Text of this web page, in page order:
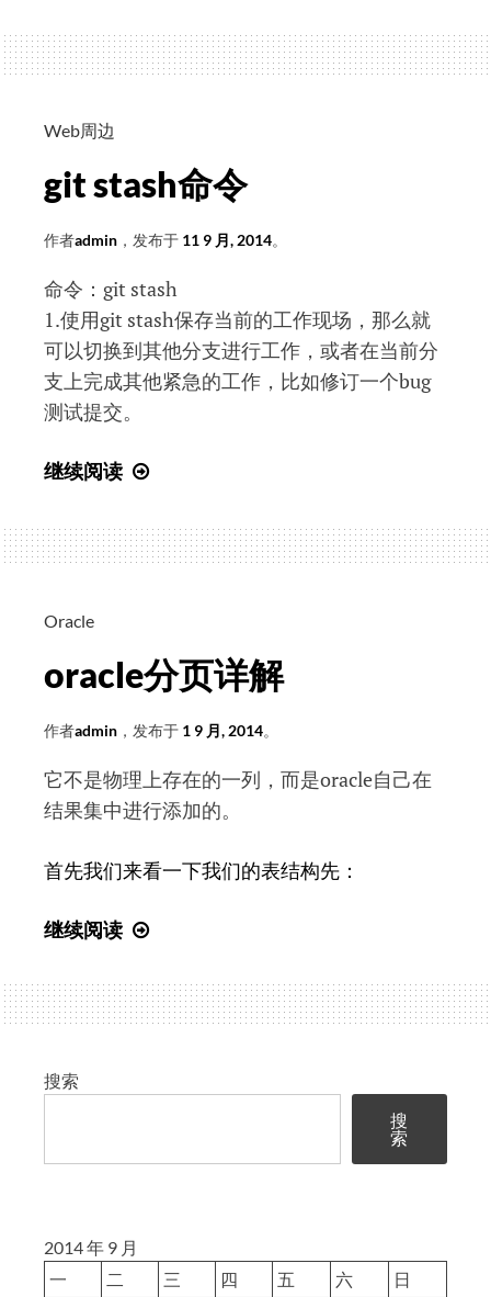
增
删
Web周边
git stash命令
作者admin ，发布于 11 9 月, 2014。
命令：git stash
1.使用git stash保存当前的工作现场，那么就
可以切换到其他分支进行工作，或者在当前分
支上完成其他紧急的工作，比如修订一个bug
测试提交。
继续阅读
命
令
Oracle
oracle分页详解
作者admin ，发布于 1 9 月, 2014。
它不是物理上存在的一列，而是oracle自己在
结果集中进行添加的。
首先我们来看一下我们的表结构先：
继续阅读
页
详
搜索
搜
索
2014 年 9 月
一
二 三 四 五 六
日